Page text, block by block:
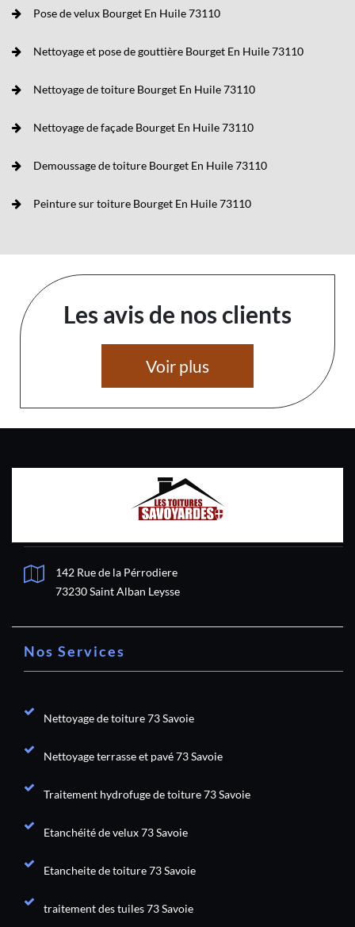
Pose de velux Bourget En Huile 73110
Nettoyage et pose de gouttière Bourget En Huile 73110
Nettoyage de toiture Bourget En Huile 73110
Nettoyage de façade Bourget En Huile 73110
Demoussage de toiture Bourget En Huile 73110
Peinture sur toiture Bourget En Huile 73110
Les avis de nos clients
Voir plus
142 Rue de la Pérrodiere
73230 Saint Alban Leysse
Nos Services
Nettoyage de toiture 73 Savoie
Nettoyage terrasse et pavé 73 Savoie
Traitement hydrofuge de toiture 73 Savoie
Etanchéité de velux 73 Savoie
Etancheite de toiture 73 Savoie
traitement des tuiles 73 Savoie